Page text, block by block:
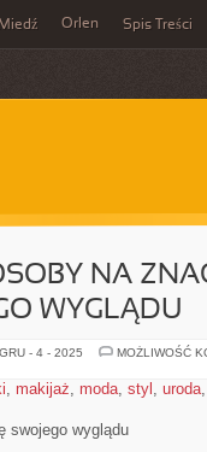
Miedź Orlen Spis Treści
NA
WYGLĄDU
- 4 - 2025
MOŻLIWOŚĆ
, makijaż, moda, styl , uroda
swojego wyglądu